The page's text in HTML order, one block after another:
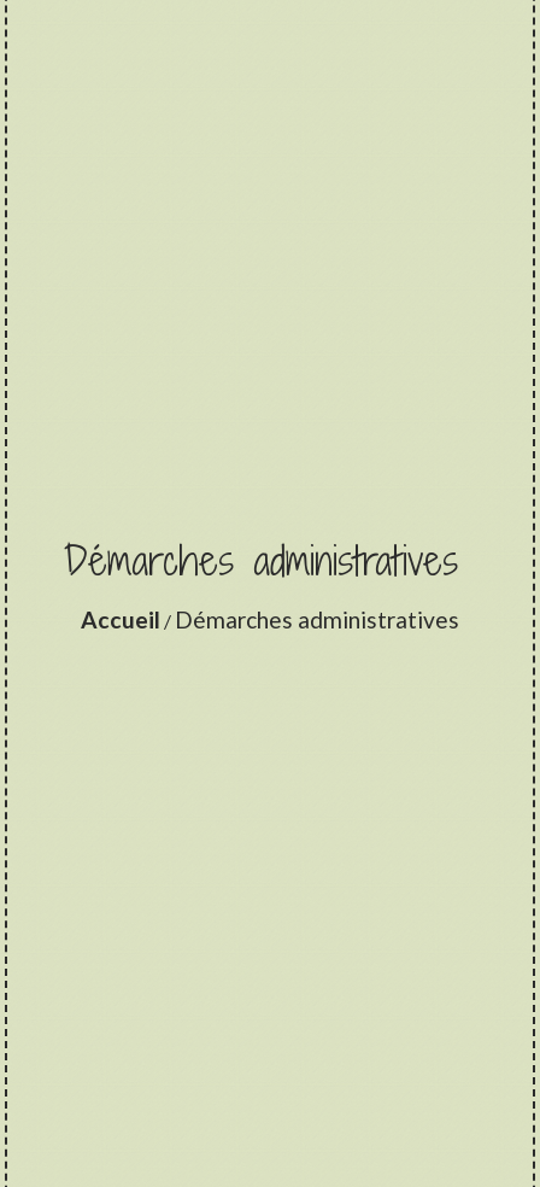
Démarches administratives
Accueil / Démarches administratives